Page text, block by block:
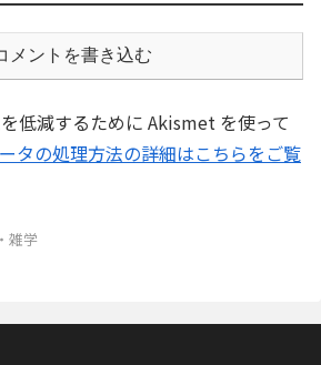
メントを書き込む
低減するために Akismet を使って
タの処理方法の詳細はこちらをご覧
雑学